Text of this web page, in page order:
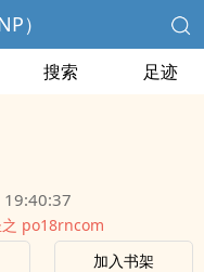
）
搜索 足迹
po18rncom
加入书架